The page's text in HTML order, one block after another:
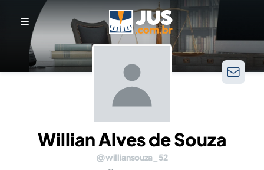
Willian Alves de Souza
williansouza_52